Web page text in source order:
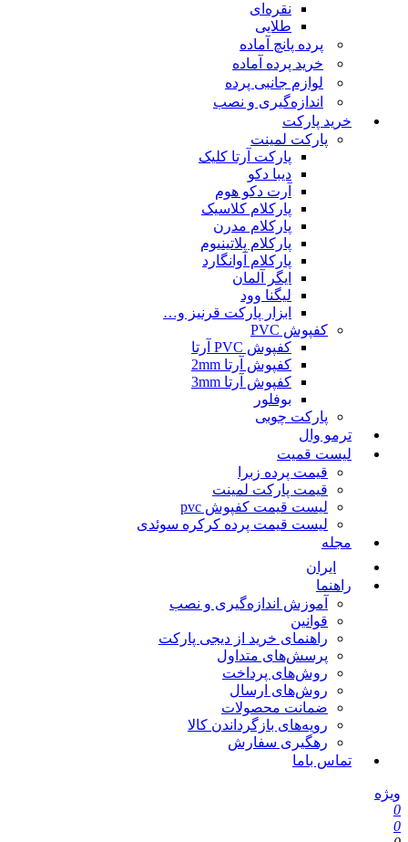
نقره‌ای
طلایی
پرده پانچ آماده
خرید پرده آماده
لوازم جانبی پرده
اندازه‌گیری و نصب
خرید پارکت
پارکت لمینت
پارکت آرتا کلیک
دیبا دکو
آرت دکو هوم
پارکلام کلاسیک
پارکلام مدرن
پارکلام پلاتینیوم
پارکلام آوانگارد
ایگر آلمان
لیگنا وود
ابزار پارکت قرنیز و…
کفپوش PVC
کفپوش PVC آرتا
کفپوش آرتا 2mm
کفپوش آرتا 3mm
بوفلور
پارکت چوبی
ترمو وال
لیست قمیت
قیمت پرده زبرا
قیمت پارکت لمینت
لیست قیمت کفپوش pvc
لیست قیمت پرده کرکره سوئدی
مجله
ایران
راهنما
آموزش اندازه‌گیری و نصب
قوانین
راهنمای خرید از دیجی پارکت
پرسش‌های متداول
روش‌های پرداخت
روش‌های ارسال
ضمانت محصولات
رویه‌های بازگرداندن کالا
رهگیری سفارش
تماس باما
ویژه
0
0